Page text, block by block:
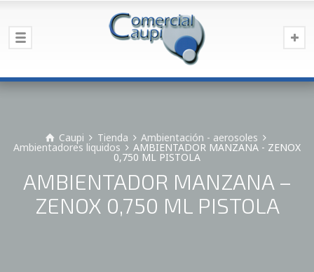
Caupi Tienda Ambientación - aerosoles
Ambientadores liquidos AMBIENTADOR MANZANA - ZENOX
0,750 ML PISTOLA
AMBIENTADOR MANZANA –
ZENOX 0,750 ML PISTOLA